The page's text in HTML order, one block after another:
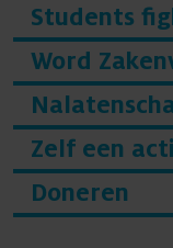
Students
Word
Zelf een
Doneren